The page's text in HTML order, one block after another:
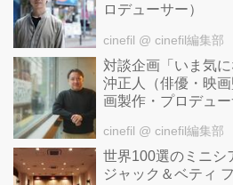
ロデューサー）
cinefil @ cinefil編集部
対談企画「いま気
沖正人（俳優・映
画製作・プロデュー
cinefil @ cinefil編集部
世界100選のミニ
ジャック＆ベティ